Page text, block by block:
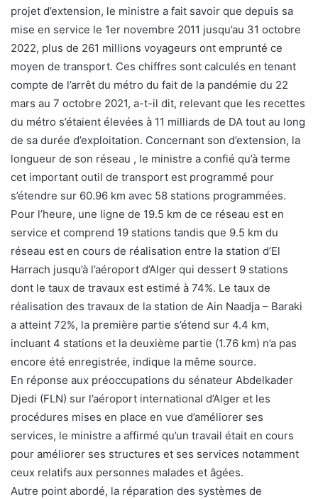
projet d’extension, le ministre a fait savoir que depuis sa
mise en service le 1er novembre 2011 jusqu’au 31 octobre
2022, plus de 261 millions voyageurs ont emprunté ce
moyen de transport. Ces chiffres sont calculés en tenant
compte de l’arrêt du métro du fait de la pandémie du 22
mars au 7 octobre 2021, a-t-il dit, relevant que les recettes
du métro s’étaient élevées à 11 milliards de DA tout au long
de sa durée d’exploitation. Concernant son d’extension, la
longueur de son réseau , le ministre a confié qu’à terme
cet important outil de transport est programmé pour
s’étendre sur 60.96 km avec 58 stations programmées.
Pour l’heure, une ligne de 19.5 km de ce réseau est en
service et comprend 19 stations tandis que 9.5 km du
réseau est en cours de réalisation entre la station d’El
Harrach jusqu’à l’aéroport d’Alger qui dessert 9 stations
dont le taux de travaux est estimé à 74%. Le taux de
réalisation des travaux de la station de Ain Naadja – Baraki
a atteint 72%, la première partie s’étend sur 4.4 km,
incluant 4 stations et la deuxième partie (1.76 km) n’a pas
encore été enregistrée, indique la même source.
En réponse aux préoccupations du sénateur Abdelkader
Djedi (FLN) sur l’aéroport international d’Alger et les
procédures mises en place en vue d’améliorer ses
services, le ministre a affirmé qu’un travail était en cours
pour améliorer ses structures et ses services notamment
ceux relatifs aux personnes malades et âgées.
Autre point abordé, la réparation des systèmes de